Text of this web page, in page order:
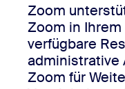
Zoom
Zoom in
verfügbare
administrative
Zoom für